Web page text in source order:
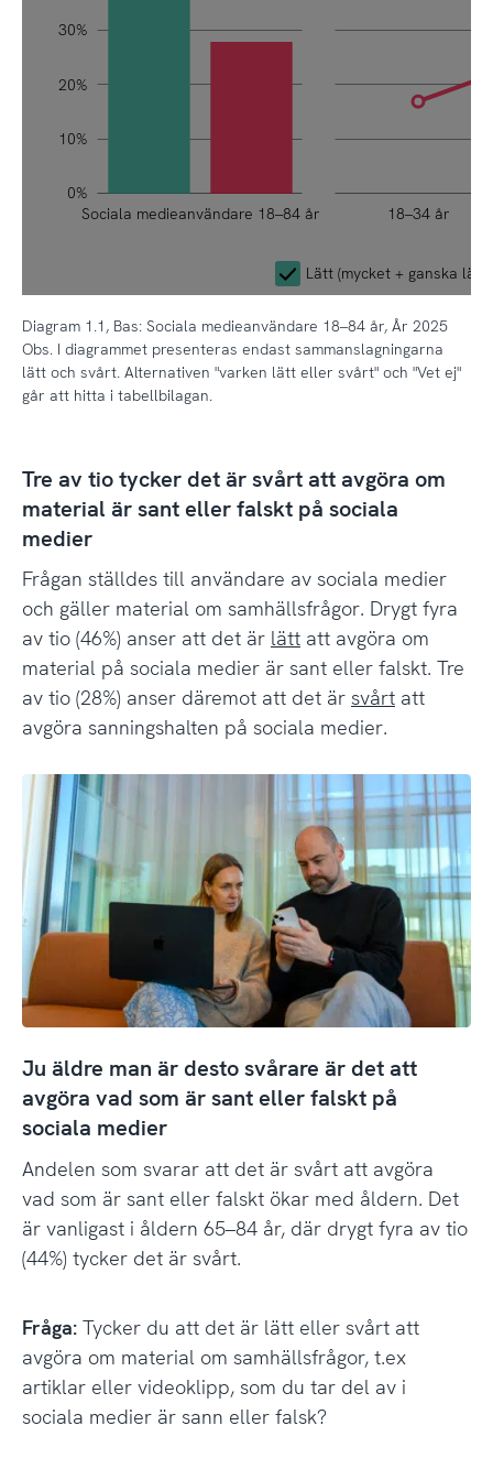
30%
20%
10%
0%
L
Sociala medieanvändare 18–84 år 18–34 år
Lätt (mycket + ganska lätt)
Diagram 1.1, Bas: Sociala medieanvändare 18–84 år, År 2025
Obs. I diagrammet presenteras endast sammanslagningarna
lätt och svårt. Alternativen "varken lätt eller svårt" och "Vet ej"
går att hitta i tabellbilagan.
Tre av tio tycker det är svårt att avgöra om
material är sant eller falskt på sociala
medier
Frågan ställdes till användare av sociala medier
och gäller material om samhällsfrågor. Drygt fyra
av tio (46%) anser att det är lättatt avgöra om
material på sociala medier är sant eller falskt. Tre
av tio (28%) anser däremot att det är svårtatt
avgöra sanningshalten på sociala medier.
Ju äldre man är desto svårare är det att
avgöra vad som är sant eller falskt på
sociala medier
Andelen som svarar att det är svårt att avgöra
vad som är sant eller falskt ökar med åldern. Det
är vanligast i åldern 65–84 år, där drygt fyra av tio
(44%) tycker det är svårt.
Fråga:Tycker du att det är lätt eller svårt att
avgöra om material om samhällsfrågor, t.ex
artiklar eller videoklipp, som du tar del av i
sociala medier är sann eller falsk?